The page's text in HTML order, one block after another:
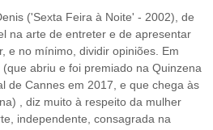
('Sexta Feira à Noite' - 2002), de
na arte de entreter e de apresentar
e no mínimo, dividir opiniões. Em
abriu e foi premiado na Quinzena
de Cannes em 2017, e que chega às
, diz muito à respeito da mulher
independente, consagrada na